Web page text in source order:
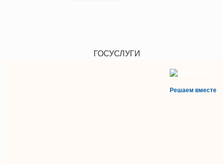
ГОСУСЛУГИ
Решаем вместе